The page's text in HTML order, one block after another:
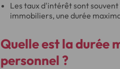
Les taux d'intérêt sont
immobiliers, une durée
Quelle est la durée
personnel ?